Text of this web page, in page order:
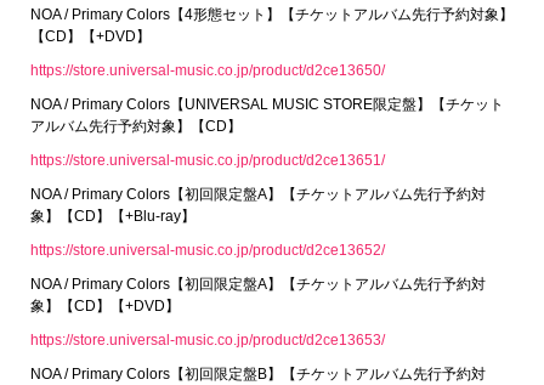
NOA / Primary Colors【4形態セット】【チケットアルバム先行予約対象】
【CD】【+DVD】
https://store.universal-music.co.jp/product/d2ce13650/
NOA / Primary Colors【UNIVERSAL MUSIC STORE限定盤】【チケット
アルバム先行予約対象】【CD】
https://store.universal-music.co.jp/product/d2ce13651/
NOA / Primary Colors【初回限定盤A】【チケットアルバム先行予約対
象】【CD】【+Blu-ray】
https://store.universal-music.co.jp/product/d2ce13652/
NOA / Primary Colors【初回限定盤A】【チケットアルバム先行予約対
象】【CD】【+DVD】
https://store.universal-music.co.jp/product/d2ce13653/
NOA / Primary Colors【初回限定盤B】【チケットアルバム先行予約対